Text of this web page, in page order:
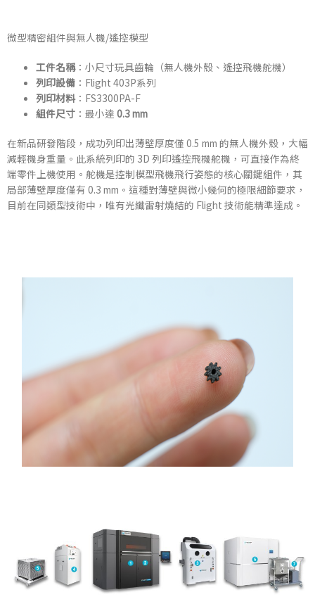
微型精密組件與無人機/遙控模型
工件名稱：小尺寸玩具齒輪（無人機外殼、遙控飛機舵機）
列印設備 ：Flight 403P系列
列印材料：FS3300PA-F
組件尺寸 ：最小達0.3 mm
在新品研發階段，成功列印出薄壁厚度僅 0.5 mm 的無人機外殼，大幅
減輕機身重量。此系統列印的 3D 列印遙控飛機舵機，可直接作為終
端零件上機使用。舵機是控制模型飛機飛行姿態的核心關鍵組件，其
局部薄壁厚度僅有 0.3 mm。這種對薄壁與微小幾何的極限細節要求，
目前在同類型技術中，唯有光纖雷射燒結的 Flight 技術能精準達成。